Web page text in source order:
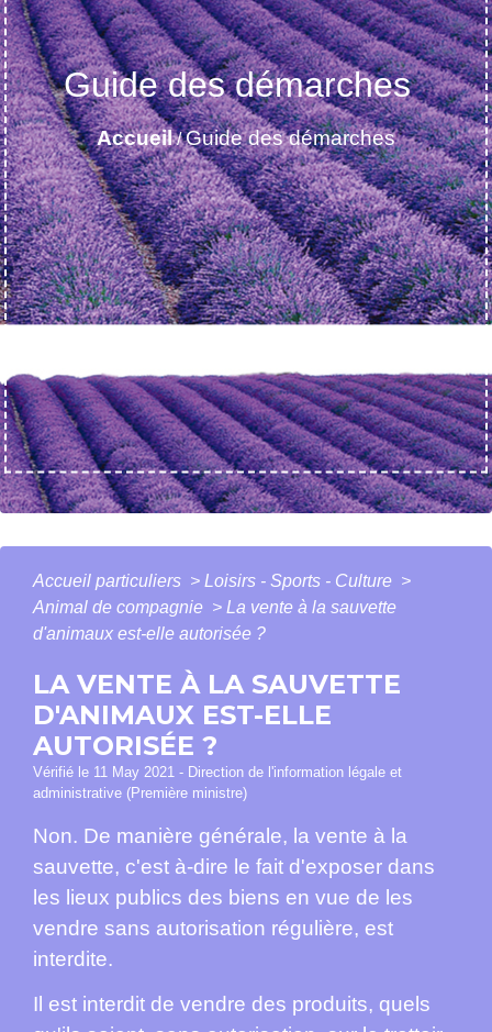
Guide des démarches
Accueil/Guide des démarches
Accueil particuliers > Loisirs - Sports - Culture >
Animal de compagnie > La vente à la sauvette
d'animaux est-elle autorisée ?
LA VENTE À LA SAUVETTE
D'ANIMAUX EST-ELLE
AUTORISÉE ?
Vérifié le 11 May 2021 - Direction de l'information légale et
administrative (Première ministre)
Non. De manière générale, la vente à la
sauvette, c'est à-dire le fait d'exposer dans
les lieux publics des biens en vue de les
vendre sans autorisation régulière, est
interdite.
Il est interdit de vendre des produits, quels